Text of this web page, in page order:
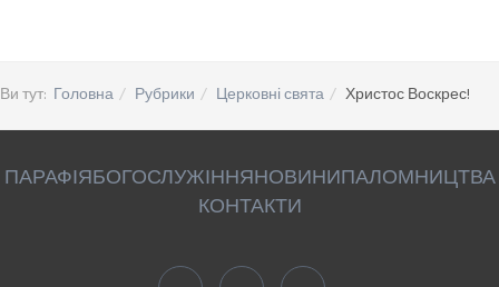
Ви тут: Головна Рубрики Церковні свята Христос Воскрес!
ПАРАФІЯБОГОСЛУЖІННЯНОВИНИПАЛОМНИЦТВА
КОНТАКТИ